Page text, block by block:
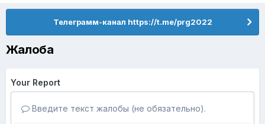
Телеграмм-канал https://t.me/prg2022
Жалоба
Your Report
Введите текст жалобы (не обязательно).